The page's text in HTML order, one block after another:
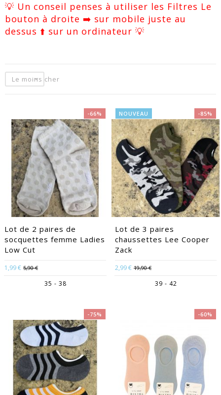
💡 Un conseil penses à utiliser les Filtres Le
bouton à droite ➡️ sur mobile juste au
dessus ⬆️ sur un ordinateur 💡
Le moins cher
-66%
Lot de 2 paires de
socquettes femme Ladies
Low Cut
1,99 € 5,90 €
35 - 38
NOUVEAU -85%
Lot de 3 paires
chaussettes Lee Cooper
Zack
2,99 € 19,90 €
39 - 42
-75% -60%